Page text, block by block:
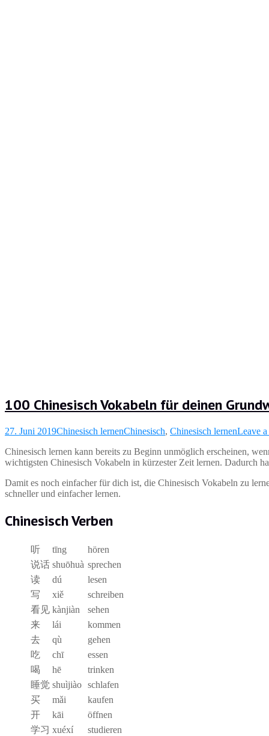
100 Chinesisch Vokabeln für deinen
27. Juni 2019Chinesisch lernenChinesisch, Chinesisch lernenLeave
Chinesisch lernen kann bereits zu Beginn unmöglich erscheinen,
wichtigsten Chinesisch Vokabeln in kürzester Zeit lernen. Dadurch
Damit es noch einfacher für dich ist, die Chinesisch Vokabeln zu
schneller und einfacher lernen.
Chinesisch Verben
听 tīng
hören
说话 shuōhuà sprechen
读
dú
lesen
写
xiě
schreiben
看见 kànjiàn
sehen
来
lái
kommen
去
qù
gehen
吃
chī
essen
喝
hē
trinken
睡觉 shuìjiào schlafen
买
mǎi
kaufen
开
kāi
öffnen
学习 xuéxí
studieren